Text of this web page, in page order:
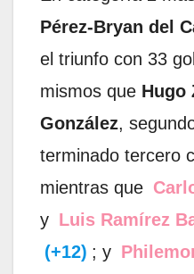
Pérez-Bryan del
el triunfo con 33
mismos que Hugo
González,
terminado tercero
mientras que
y Luis Ramírez
(+12) ; y